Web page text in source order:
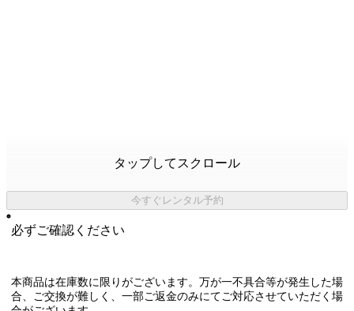
タップしてスクロール
今すぐレンタル予約
必ずご確認ください
本商品は在庫数に限りがございます。万が一不具合等が発生した場
合、ご交換が難しく、一部ご返金のみにてご対応させていただく場